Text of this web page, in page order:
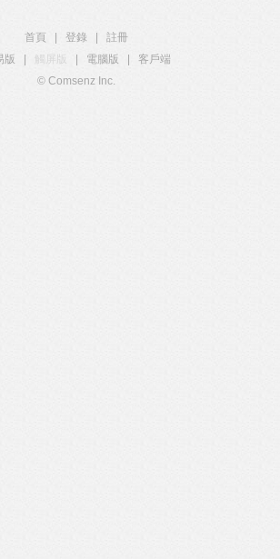
首頁 登錄
註冊
版
觸屏版 電腦版
客戶端
© Comsenz Inc.